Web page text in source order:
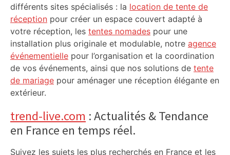
différents sites spécialisés : la location de tente de
réception pour créer un espace couvert adapté à
votre réception, les tentes nomades pour une
installation plus originale et modulable, notre agence
événementielle pour l’organisation et la coordination
de vos événements, ainsi que nos solutions de tente
de mariage pour aménager une réception élégante en
extérieur.
trend-live.com : Actualités & Tendance
en France en temps réel.
Suivez les sujets les plus recherchés en France et les